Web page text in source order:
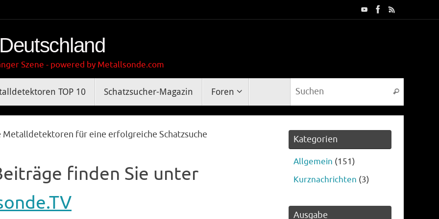
Szene - powered by Metallsonde.com
TOP 10 Schatzsucher-Magazin Foren Suchen
für eine erfolgreiche Schatzsuche
finden Sie unter
Kategorien
Allgemein (151)
Kurznachrichten (3)
Ausgabe